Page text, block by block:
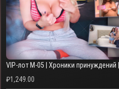
VIP-лот M-05 | Хроники
₽1,249.00